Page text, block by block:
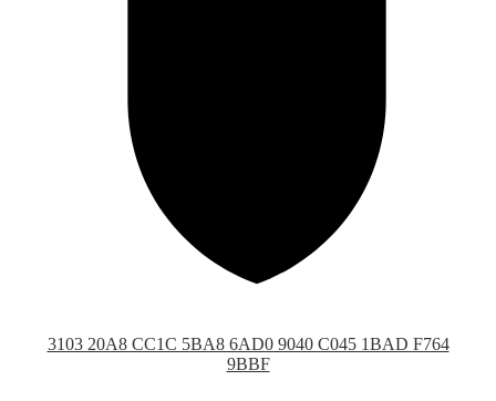
3103 20A8 CC1C 5BA8 6AD0 9040 C045 1BAD F764
9BBF